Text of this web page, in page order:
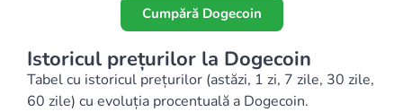
Cumpără Dogecoin
Istoricul prețurilor la Dogecoin
Tabel cu istoricul prețurilor (astăzi, 1 zi, 7 zile, 30 zile,
60 zile) cu evoluția procentuală a Dogecoin.